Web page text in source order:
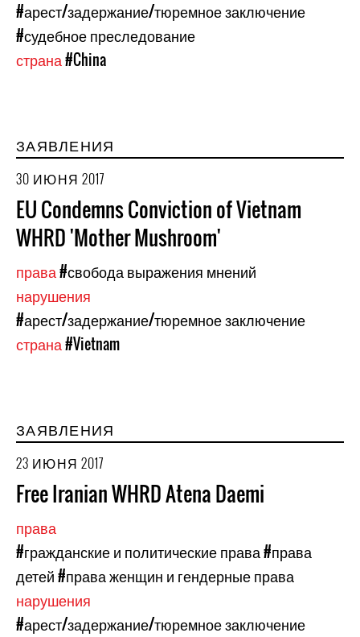
#арест/задержание/тюремное заключение
#судебное преследование
страна#China
ЗАЯВЛЕНИЯ
30 ИЮНЯ 2017
EU Condemns Conviction of Vietnam
WHRD 'Mother Mushroom'
права#свобода выражения мнений
нарушения
#арест/задержание/тюремное заключение
страна#Vietnam
ЗАЯВЛЕНИЯ
23 ИЮНЯ 2017
Free Iranian WHRD Atena Daemi
права
#гражданские и политические права#права
детей#права женщин и гендерные права
нарушения
#арест/задержание/тюремное заключение